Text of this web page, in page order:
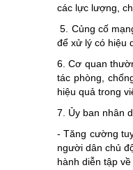
các lực lượng,
5. Củng cố
để xử lý có hiệu
6. Cơ quan
tác phòng,
hiệu quả trong
7. Ủy ban nhân
- Tăng cường
người dân chủ
hành diễn tập